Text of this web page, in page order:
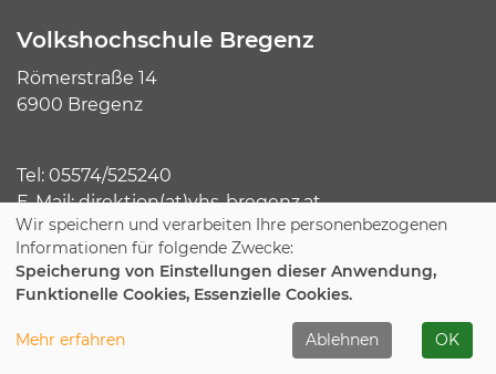
Volkshochschule Bregenz
Römerstraße 14
6900 Bregenz
Tel: 05574/525240
E-Mail:direktion(at)vhs-bregenz.at
Unsere Kurse
Wir speichern und verarbeiten Ihre personenbezogenen
Informationen für folgende Zwecke:
Speicherung von Einstellungen dieser Anwendung,
Funktionelle Cookies, Essenzielle Cookies.
Mehr erfahren Ablehnen OK